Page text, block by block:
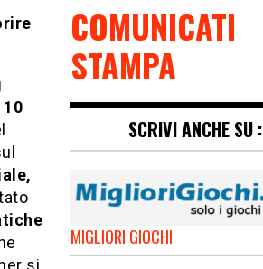
10
si
COMUNICATI
STAMPA
SCRIVI ANCHE SU :
MIGLIORI GIOCHI